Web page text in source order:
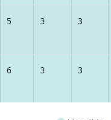
5 3 3
6 3 3